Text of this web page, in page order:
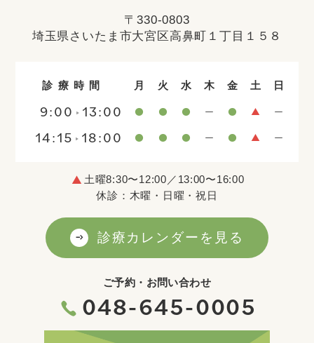
〒330-0803
埼玉県さいたま市大宮区高鼻町１丁目１５８
診療時間 月 火 水 木 金 土 日
9:00
13:00
14:15 18:00
土曜8:30〜12:00／13:00〜16:00
休診：木曜・日曜・祝日
診療カレンダーを見る
ご予約・お問い合わせ
048-645-0005